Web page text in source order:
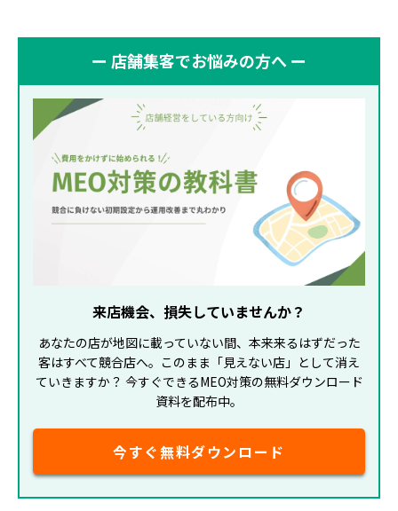
ー 店舗集客でお悩みの方へ ー
来店機会、損失していませんか？
あなたの店が地図に載っていない間、本来来るはずだった
客はすべて競合店へ。このまま「見えない店」として消え
ていきますか？ 今すぐできるMEO対策の無料ダウンロード
資料を配布中。
今すぐ無料ダウンロード